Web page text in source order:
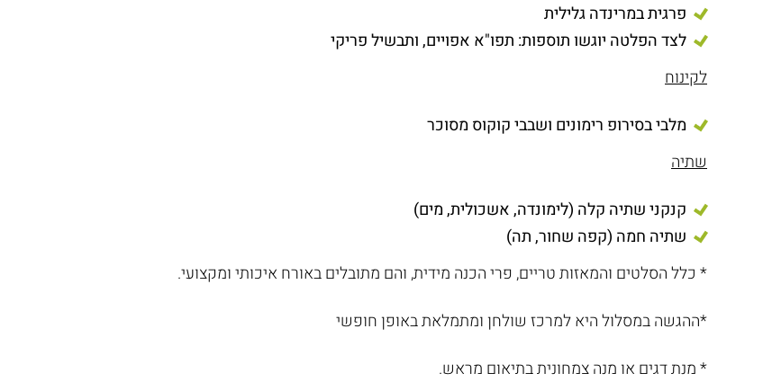
פרגית במרינדה גלילית
לצד הפלטה יוגשו תוספות: תפו"א אפויים, ותבשיל פריקי
לקינוח
מלבי בסירופ רימונים ושבבי קוקוס מסוכר
שתיה
קנקני שתיה קלה (לימונדה, אשכולית, מים)
שתיה חמה (קפה שחור, תה)
* כלל הסלטים והמאזות טריים, פרי הכנה מידית, והם מתובלים באורח איכותי ומקצועי.
*ההגשה במסלול היא למרכז שולחן ומתמלאת באופן חופשי
* מנת דגים או מנה צמחונית בתיאום מראש.